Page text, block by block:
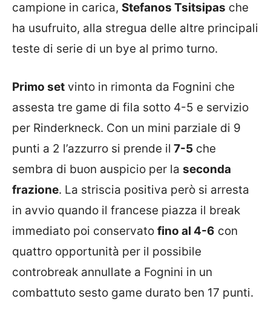
campione in carica, Stefanos Tsitsipas che
ha usufruito, alla stregua delle altre principali
teste di serie di un bye al primo turno.
Primo set vinto in rimonta da Fognini che
assesta tre game di fila sotto 4-5 e servizio
per Rinderkneck. Con un mini parziale di 9
punti a 2 l’azzurro si prende il 7-5 che
sembra di buon auspicio per la seconda
frazione. La striscia positiva però si arresta
in avvio quando il francese piazza il break
immediato poi conservato fino al 4-6 con
quattro opportunità per il possibile
controbreak annullate a Fognini in un
combattuto sesto game durato ben 17 punti.